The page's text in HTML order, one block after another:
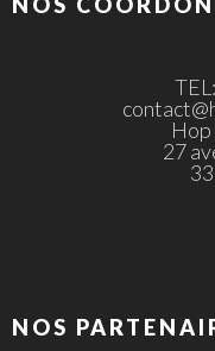
27
NOS